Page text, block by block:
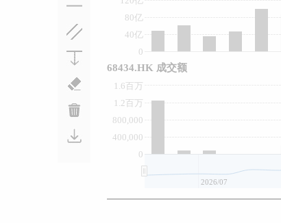
0
40亿
80亿
0
400,000
800,000
1.2百万
1.6百万
2026/07
68434.HK 成交额